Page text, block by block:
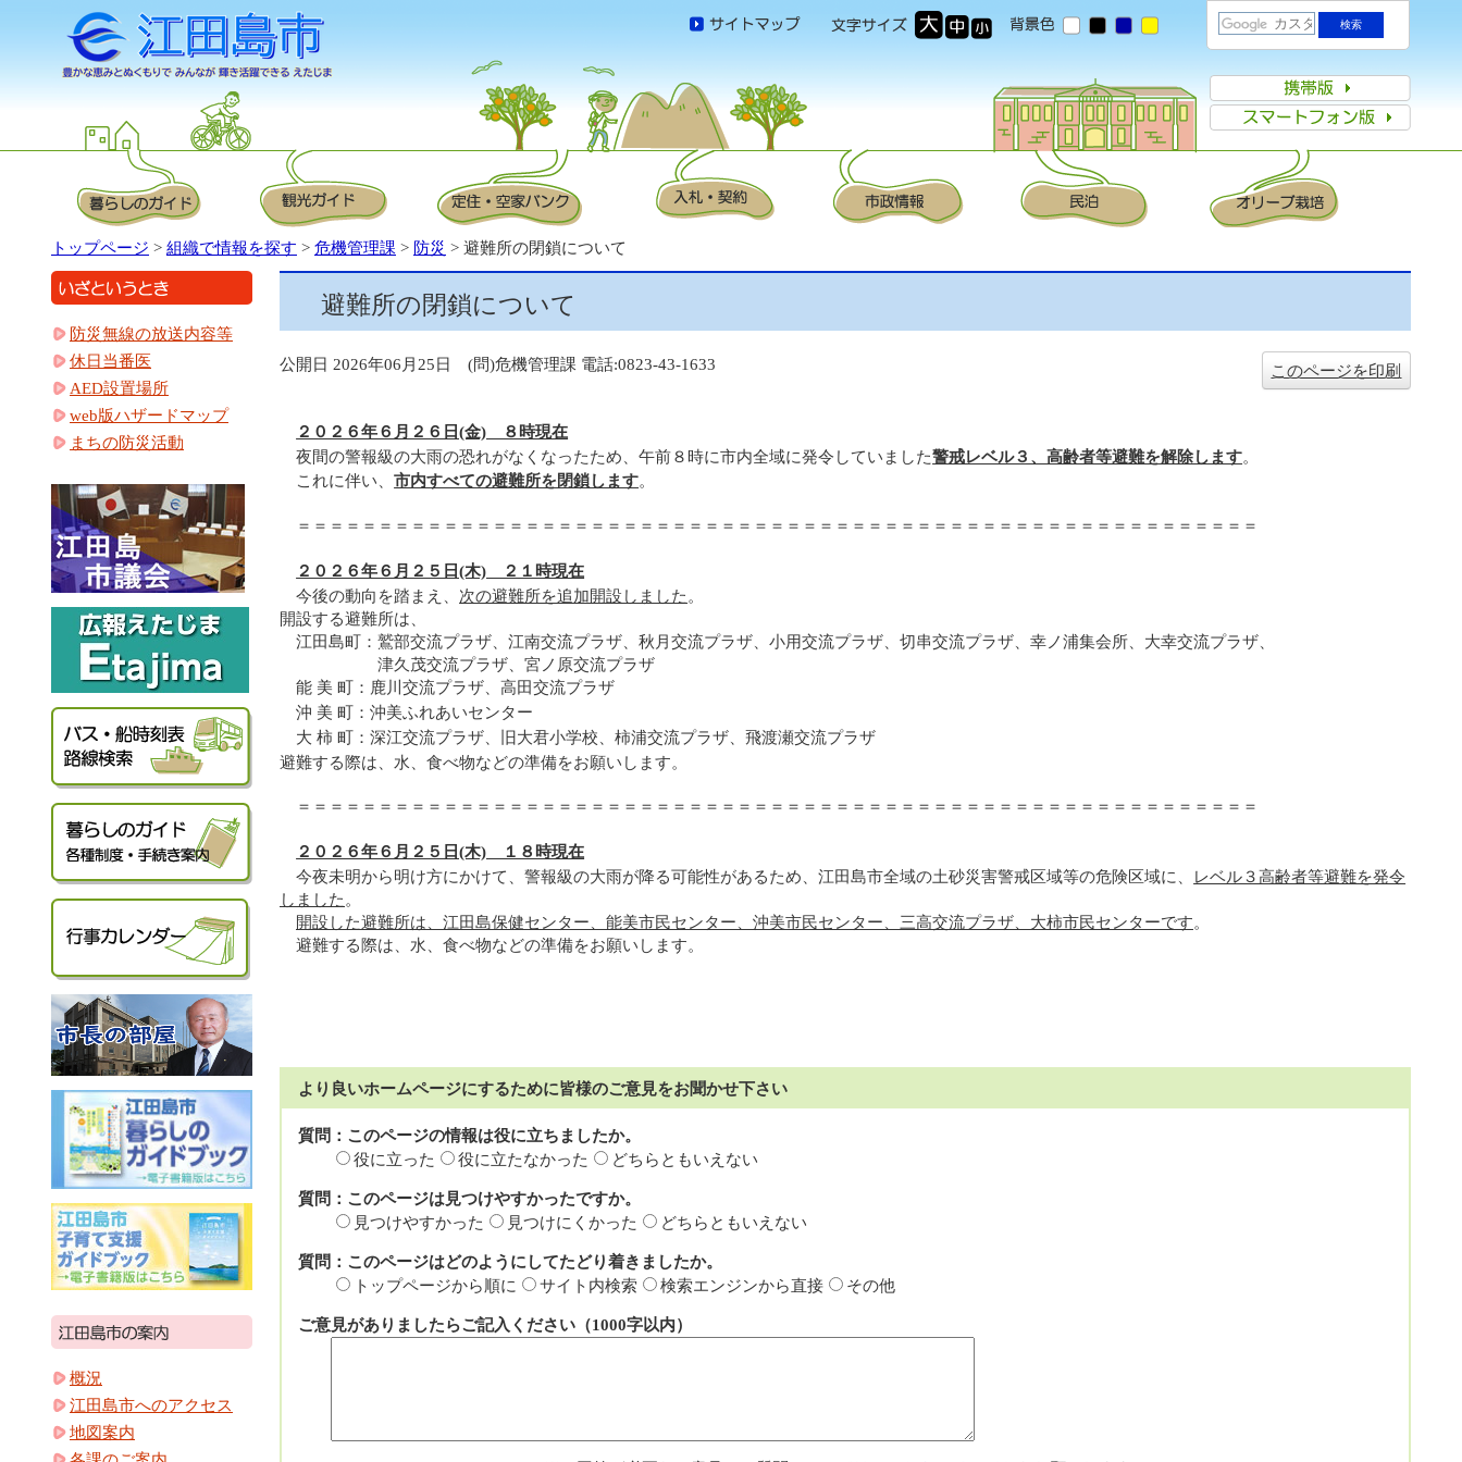
トップページ > 組織で情報を探す > 危機管理課 > 防災 > 避難所の閉鎖について
避難所の閉鎖について
このページを印刷
公開日 2026年06月25日 (問)危機管理課 電話:0823-43-1633
２０２６年６月２６日(金) ８時現在
夜間の警報級の大雨の恐れがなくなったため、午前８時に市内全域に発令していました警戒レベル３、高齢者等避難を解除します。
これに伴い、市内すべての避難所を閉鎖します。
＝＝＝＝＝＝＝＝＝＝＝＝＝＝＝＝＝＝＝＝＝＝＝＝＝＝＝＝＝＝＝＝＝＝＝＝＝＝＝＝＝＝＝＝＝＝＝＝＝＝＝＝＝＝＝＝＝＝＝
２０２６年６月２５日(木) ２１時現在
今後の動向を踏まえ、 次の避難所を追加開設しました。
開設する避難所は、
江田島町： 鷲部交流プラザ、 江南交流プラザ 秋月交流プラザ、 小用交流プラザ、 切串交流プラザ 幸ノ浦集会所、 大幸交流プラザ、
津久茂交流プラザ、宮ノ原交流プラザ
能 美 町： 鹿川交流プラザ、高田交流プラザ
沖 美 町：沖美ふれあいセンター
大 柿 町：深江交流プラザ、 旧大君小学校、柿浦交流プラザ、飛渡瀬交流プラザ
避難する際は、水、食べ物などの準備をお願いします。
＝＝＝＝＝＝＝＝＝＝＝＝＝＝＝＝＝＝＝＝＝＝＝＝＝＝＝＝＝＝＝＝＝＝＝＝＝＝＝＝＝＝＝＝＝＝＝＝＝＝＝＝＝＝＝＝＝＝＝
２０２６年６月２５日(木) １８時現在
今夜未明から明け方にかけて、警報級の大雨が降る可能性があるため、江田島市全域の土砂災害警戒区域等の危険区域に、 レベル３高齢者等避難を発令
しました。
開設した避難所は、江田島保健センター、能美市民センター、沖美市民センター、三高交流プラザ、大柿市民センターです。
避難する際は、水、食べ物などの準備をお願いします。
より良いホームページにするために皆様のご意見をお聞かせ下さい
質問：このページの情報は役に立ちましたか。
役に立った
役に立たなかった どちらともいえない
質問：このページは見つけやすかったですか。
見つけやすかった
見つけにくかった どちらともいえない
質問：このページはどのようにしてたどり着きましたか。
トップページから順に
サイト内検索 検索エンジンから直接 その他
ご意見がありましたらご記入ください（1000字以内）
防災無線の放送内容等
休日当番医
AED設置場所
web版ハザードマップ
まちの防災活動
概況
江田島市へのアクセス
地図案内